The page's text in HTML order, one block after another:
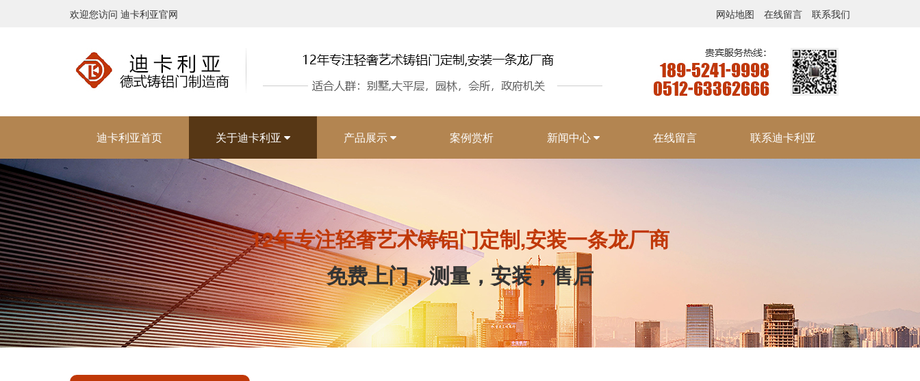
欢迎您访问 迪卡利亚官网 网站地图 在线留言 联系我们
迪卡利亚首页 关于迪卡利亚 产品展示 案例赏析 新闻中心 在线留言 联系迪卡利亚
12年专注轻奢艺术铸铝门定制,安装一条龙厂商
免费上门，测量，安装，售后